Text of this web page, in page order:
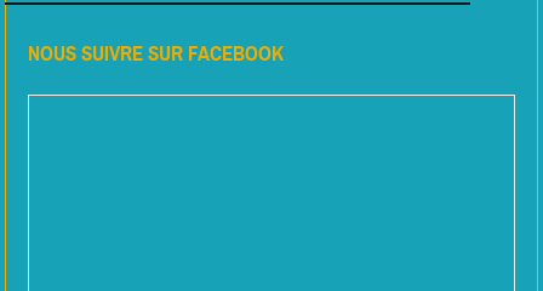
NOUS SUIVRE SUR FACEBOOK